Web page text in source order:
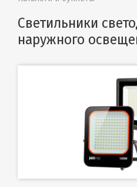
Светильники
наружного